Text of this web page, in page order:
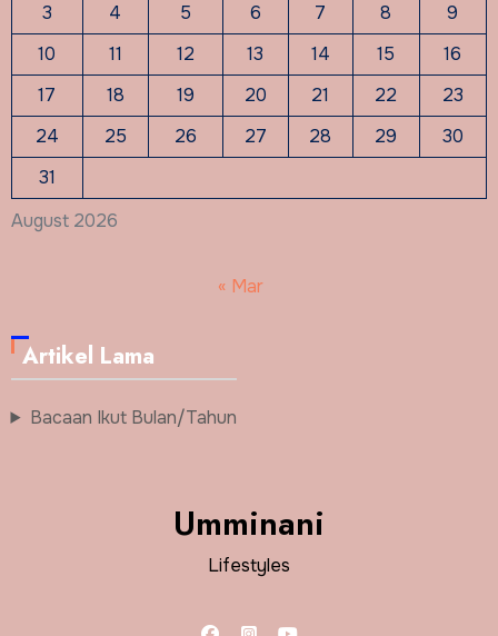
August 2026
3
4 5 6 7 8
9
10
11 12 13 14 15
16
17
18 19 20 21 22
23
24
25 26 27 28 29
30
31
« Mar
Artikel Lama
Bacaan Ikut Bulan/Tahun
Umminani
Lifestyles